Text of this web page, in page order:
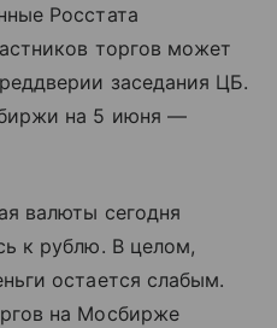
Росстата
торгов может
заседания ЦБ.
на 5 июня —
валюты сегодня
к рублю. В целом,
остается слабым.
на Мосбирже